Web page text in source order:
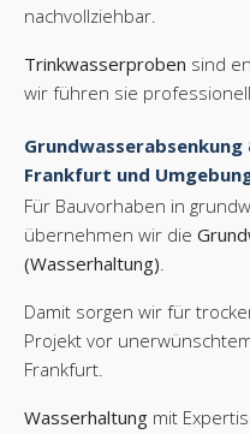
nachvollziehbar.
Trinkwasserproben sind
wir führen sie
Frankfurt und
Für Bauvorhaben in
übernehmen wir die
(Wasserhaltung).
Damit sorgen wir für
Projekt vor
Frankfurt.
Wasserhaltung mit